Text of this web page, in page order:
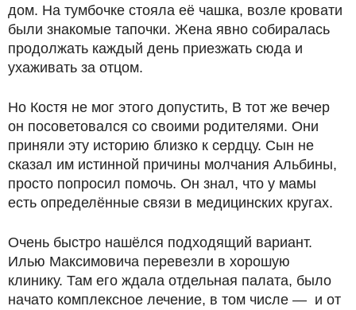
дом. На тумбочке стояла её чашка, возле кровати
были знакомые тапочки. Жена явно собиралась
продолжать каждый день приезжать сюда и
ухаживать за отцом.
Но Костя не мог этого допустить, В тот же вечер
он посоветовался со своими родителями. Они
приняли эту историю близко к сердцу. Сын не
сказал им истинной причины молчания Альбины,
просто попросил помочь. Он знал, что у мамы
есть определённые связи в медицинских кругах.
Очень быстро нашёлся подходящий вариант.
Илью Максимовича перевезли в хорошую
клинику. Там его ждала отдельная палата, было
начато комплексное лечение, в том числе — и от